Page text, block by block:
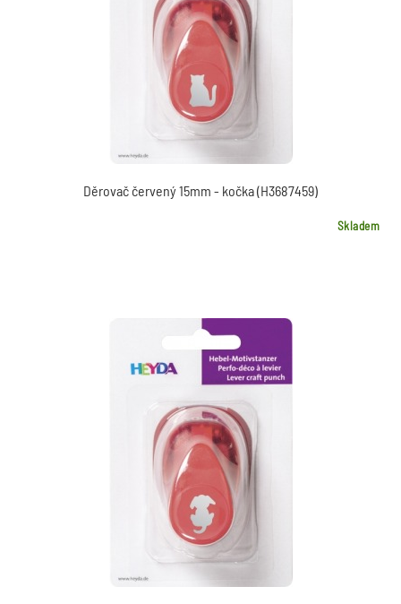
Děrovač červený 15mm - kočka (H3687459)
Skladem